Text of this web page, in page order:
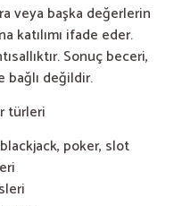
veya başka değerlerin
katılımı ifade eder.
Sonuç beceri,
değildir.
türleri
poker, slot